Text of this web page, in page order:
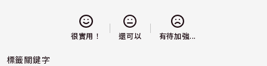
很實用！ 還可以 有待加強...
標籤關鍵字